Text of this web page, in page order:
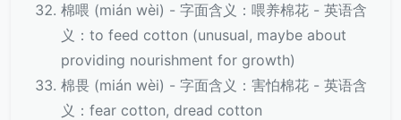
棉喂 (mián wèi) - 字面含义：喂养棉花 - 英语含
义：to feed cotton (unusual, maybe about
providing nourishment for growth)
棉畏 (mián wèi) - 字面含义：害怕棉花 - 英语含
义：fear cotton, dread cotton